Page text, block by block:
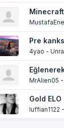
Minecraft
Pre
4yao -
MrAlien05 -
Gold
luffian1122